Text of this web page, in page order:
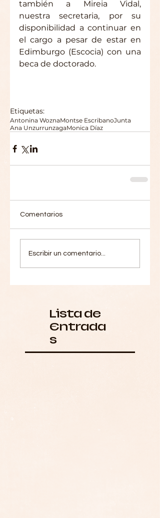
también a Mireia Vidal,
nuestra secretaria, por su
disponibilidad a continuar en
el cargo a pesar de estar en
Edimburgo (Escocia) con una
beca de doctorado.
Etiquetas:
Antonina WoznaMontse EscribanoJunta
Ana UnzurrunzagaMonica Díaz
Comentarios
Escribir un comentario...
Lista de
Entrada
s